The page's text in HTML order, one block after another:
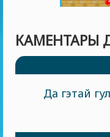
КАМЕНТАРЫ
Да гэтай